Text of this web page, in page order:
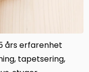
års erfarenhet
tapetsering,